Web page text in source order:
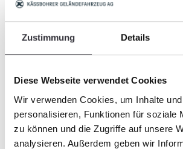
Zustimmung Details
Diese Webseite verwendet Cookies
Wir verwenden Cookies, um Inhalte
personalisieren, Funktionen für soziale
zu können und die Zugriffe auf unsere
analysieren. Außerdem geben wir